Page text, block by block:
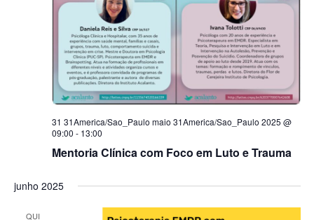
31 31America/Sao_Paulo maio 31America/Sao_Paulo 2025 @
09:00 - 13:00
Mentoria Clínica com Foco em Luto e Trauma
junho 2025
QUI